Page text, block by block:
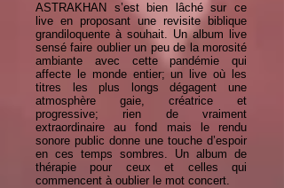
ASTRAKHAN s’est bien lâché sur ce
live en proposant une revisite biblique
grandiloquente à souhait. Un album live
sensé faire oublier un peu de la morosité
ambiante avec cette pandémie qui
affecte le monde entier; un live où les
titres les plus longs dégagent une
atmosphère gaie, créatrice et
progressive; rien de vraiment
extraordinaire au fond mais le rendu
sonore public donne une touche d’espoir
en ces temps sombres. Un album de
thérapie pour ceux et celles qui
commencent à oublier le mot concert.